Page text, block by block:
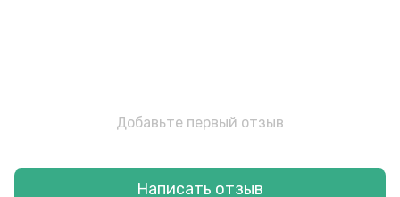
Добавьте первый отзыв
Написать отзыв